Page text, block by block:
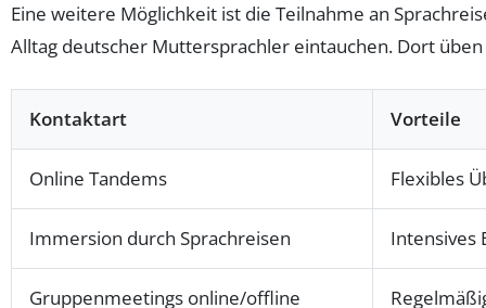
Eine weitere Möglichkeit ist die Teilnahme an
Alltag deutscher Muttersprachler eintauchen. Dort
Kontaktart Vorteile
Online Tandems Flexibles
Immersion durch Sprachreisen Intensives
Gruppenmeetings online/offline